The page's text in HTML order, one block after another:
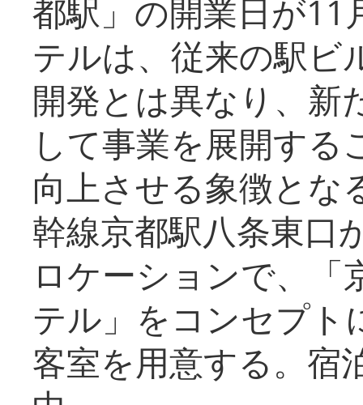
都駅」の開業日が11
テルは、従来の駅ビ
開発とは異なり、新
して事業を展開する
向上させる象徴とな
幹線京都駅八条東口
ロケーションで、「
テル」をコンセプト
客室を用意する。宿